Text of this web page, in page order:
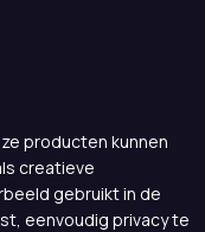
producten kunnen
creatieve
gebruikt in de
eenvoudig privacy te